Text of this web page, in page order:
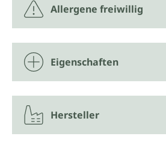
Allergene freiwillig
Eigenschaften
Hersteller